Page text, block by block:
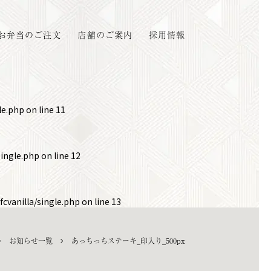
弁当のご注文 店舗のご案内 採用情報
on line 11
on line 12
single.php on line 13
お知らせ一覧 あっちっちステーキ_印入り_500px